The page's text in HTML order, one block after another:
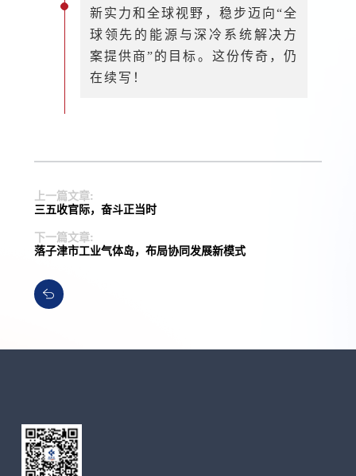
新实力和全球视野，稳步迈向“全
球领先的能源与深冷系统解决方
案提供商”的目标。这份传奇，仍
在续写！
上一篇文章:
三五收官际，奋斗正当时
下一篇文章:
落子津市工业气体岛，布局协同发展新模式